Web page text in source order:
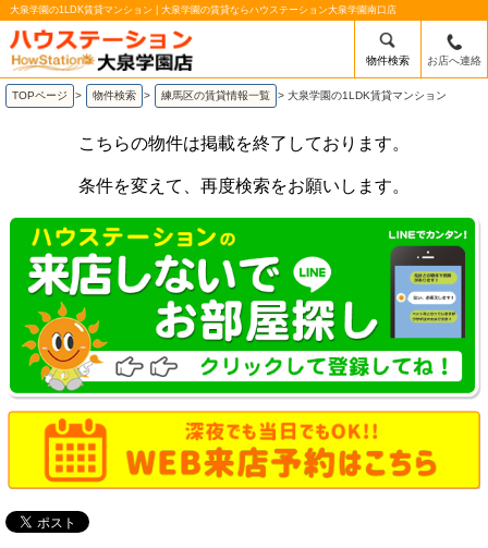
大泉学園の1LDK賃貸マンション | 大泉学園の賃貸ならハウステーション大泉学園南口店
物件検索 お店へ連絡
TOPページ > 物件検索 > 練馬区の賃貸情報一覧 > 大泉学園の1LDK賃貸マンション
こちらの物件は掲載を終了しております。
条件を変えて、再度検索をお願いします。